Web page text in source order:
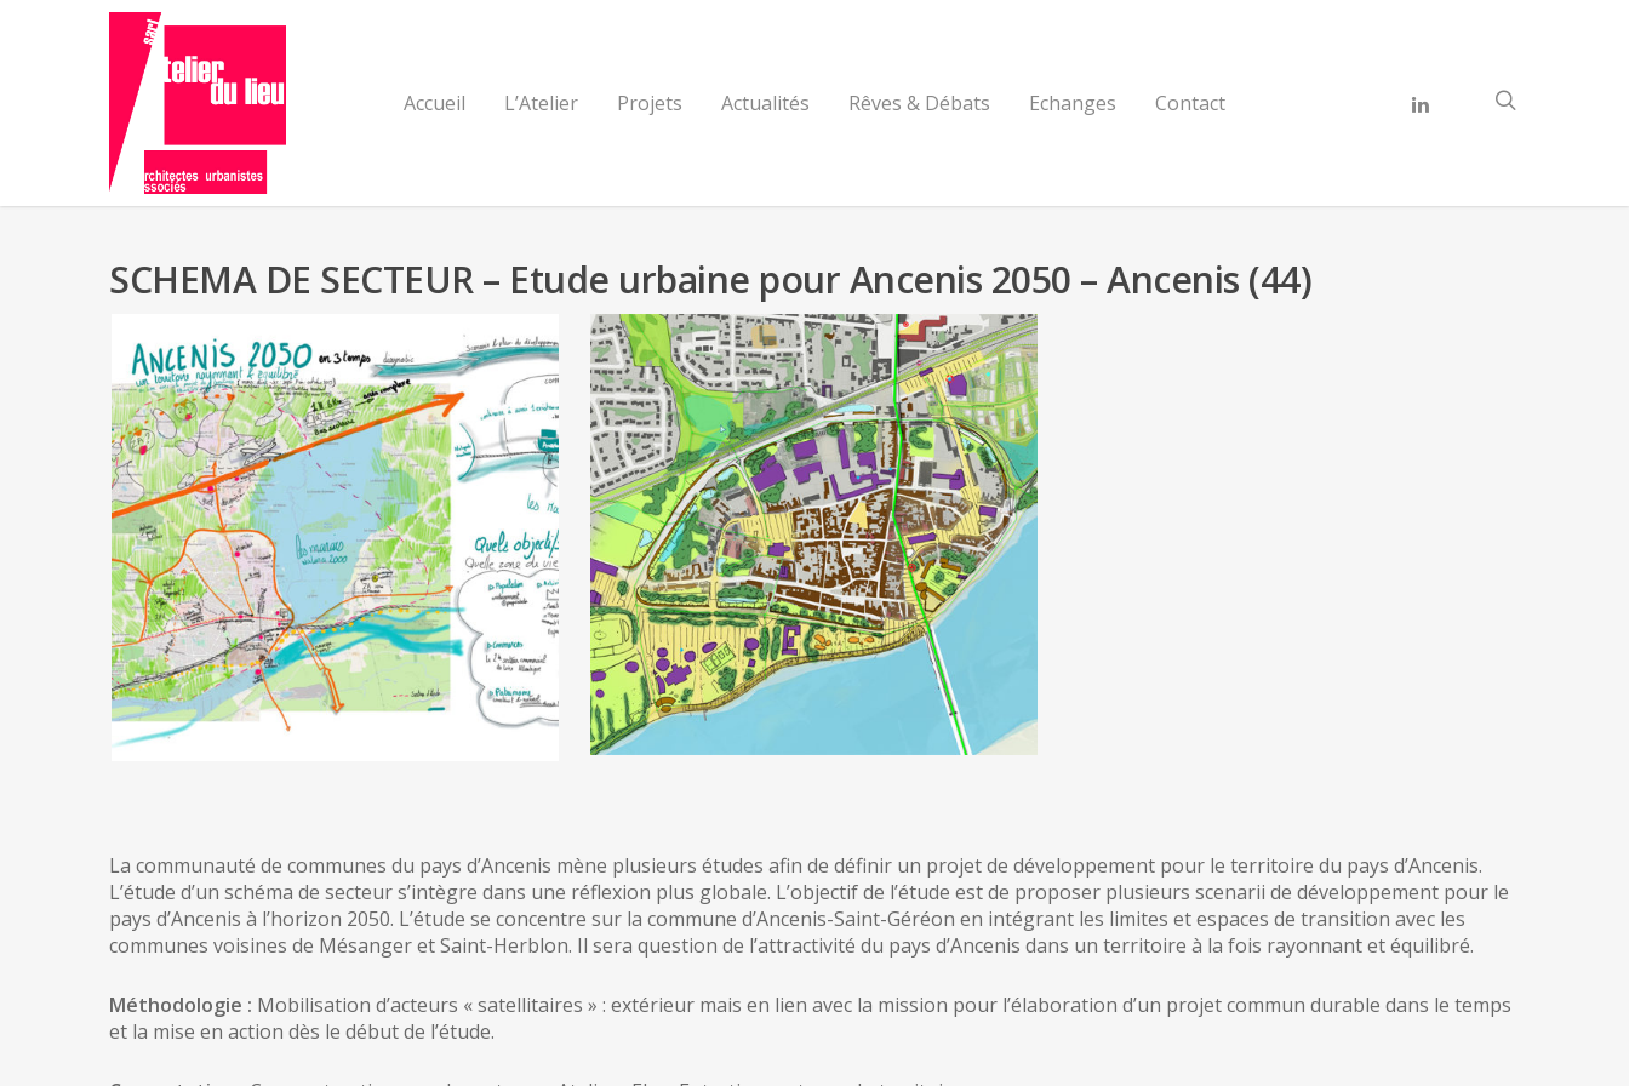
Accueil L’Atelier Projets Actualités Rêves & Débats Echanges Contact
SCHEMA DE SECTEUR – Etude urbaine pour Ancenis 2050 – Ancenis (44)
La communauté de communes du pays d’Ancenis mène plusieurs études afin de définir un projet de développement pour le territoire du pays d’Ancenis.
L’étude d’un schéma de secteur s’intègre dans une réflexion plus globale. L’objectif de l’étude est de proposer plusieurs scenarii de développement pour le
pays d’Ancenis à l’horizon 2050. L’étude se concentre sur la commune d’Ancenis-Saint-Géréon en intégrant les limites et espaces de transition avec les
communes voisines de Mésanger et Saint-Herblon. Il sera question de l’attractivité du pays d’Ancenis dans un territoire à la fois rayonnant et équilibré.
Méthodologie : Mobilisation d’acteurs « satellitaires » : extérieur mais en lien avec la mission pour l’élaboration d’un projet commun durable dans le temps
et la mise en action dès le début de l’étude.